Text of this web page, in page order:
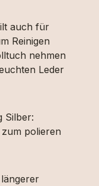
auch für
Reinigen
nehmen
Leder
Silber:
polieren